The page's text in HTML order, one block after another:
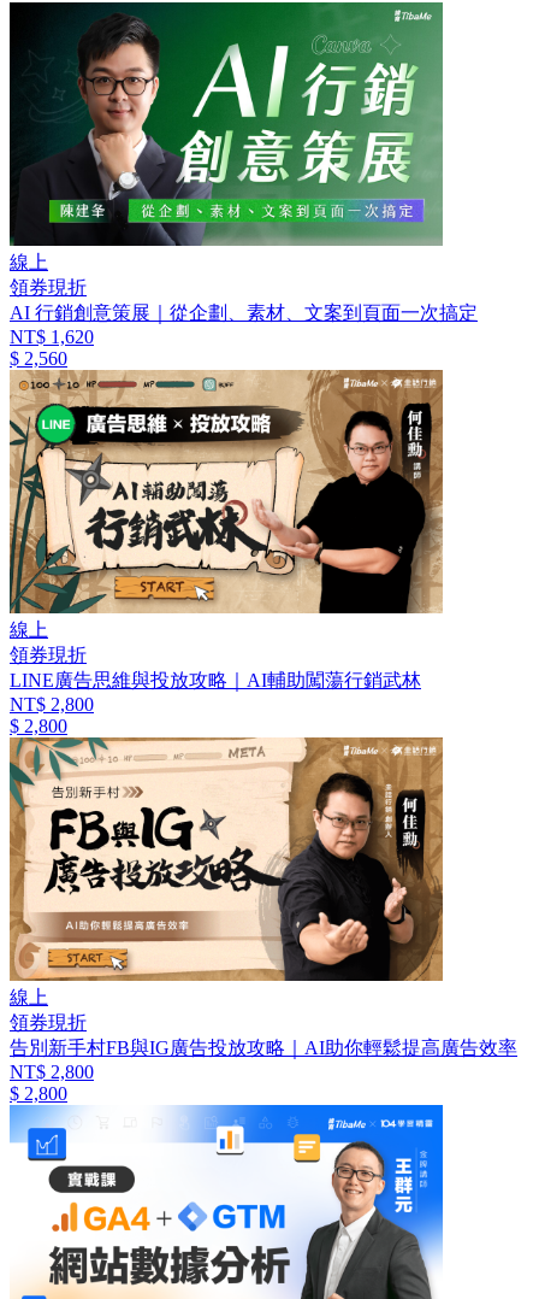
線上
領券現折
AI 行銷創意策展｜從企劃、素材、文案到頁面一次搞定
NT$ 1,620
$ 2,560
線上
領券現折
LINE廣告思維與投放攻略｜AI輔助闖蕩行銷武林
NT$ 2,800
$ 2,800
線上
領券現折
告別新手村FB與IG廣告投放攻略｜AI助你輕鬆提高廣告效率
NT$ 2,800
$ 2,800